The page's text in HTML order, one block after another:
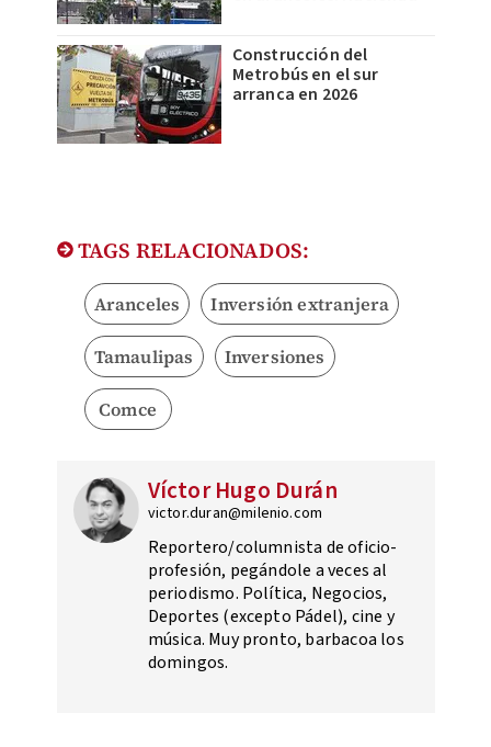
Construcción del
Metrobús en el sur
arranca en 2026
TAGS RELACIONADOS:
Aranceles Inversión extranjera
Tamaulipas Inversiones
Comce
Víctor Hugo Durán
victor.duran@milenio.com
Reportero/columnista de oficio-
profesión, pegándole a veces al
periodismo. Política, Negocios,
Deportes (excepto Pádel), cine y
música. Muy pronto, barbacoa los
domingos.